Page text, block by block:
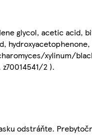
glycol, acetic acid,
xylinum/
2 ).
odstráňte.